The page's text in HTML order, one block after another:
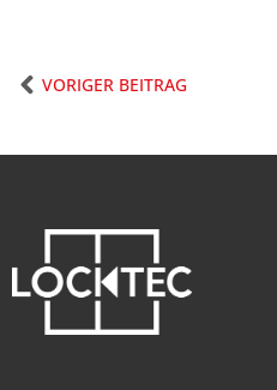
VORIGER BEITRAG